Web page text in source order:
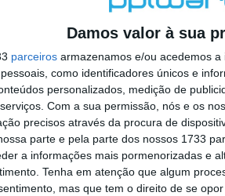
Damos valor à sua
parceiros armazenamos e/ou acedemos
como identificadores únicos e
personalizados, medição de
Com a sua permissão, nós e os
precisos através da procura de
parte e pela parte dos nossos 1733
a informações mais pormenorizadas e
Tenha em atenção que algum
mas que tem o direito de se
na internet através deste
do(s) seu(s) autor(es). Os
responsabilidade e autoria dos
se, desde já, no direito de
caluniosos, preconceituosos ou
promocional ou inseridos no
e endereço válido de email)